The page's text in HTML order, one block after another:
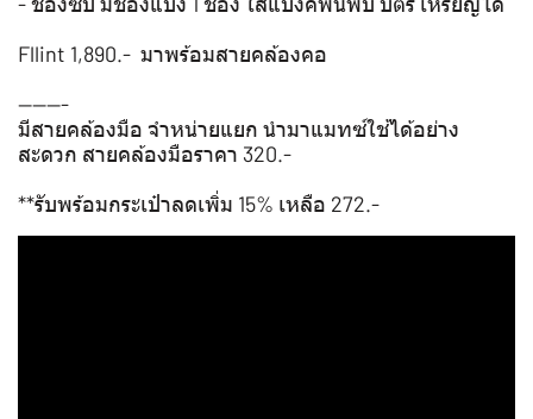
Fllint 1,890.- มาพร้อมสายคล้องคอ
-------
มีสายคล้องมือ จำหน่ายแยก นำมาแมทซ์ใช้ได้อย่าง
สะดวก สายคล้องมือราคา 320.-
**รับพร้อมกระเป๋าลดเพิ่ม 15% เหลือ 272.-